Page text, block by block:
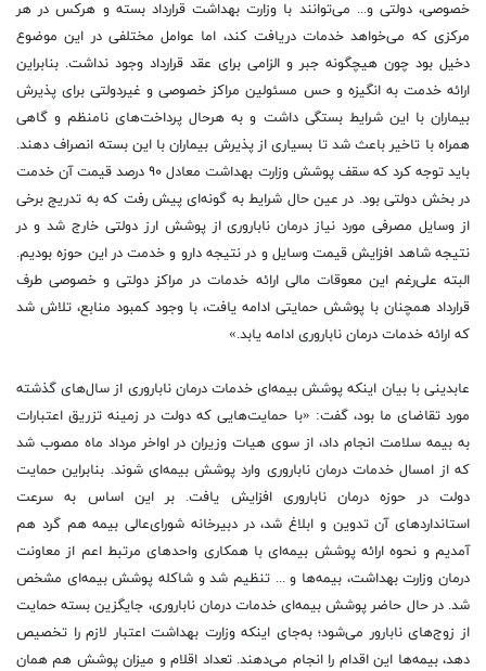
خصوصی، دولتی و... می‌توانند با وزارت بهداشت قرارداد بسته و هرکس در هر
مرکزی که می‌خواهد خدمات دریافت کند، اما عوامل مختلفی در این موضوع
دخیل بود چون هیچگونه جبر و الزامی برای عقد قرارداد وجود نداشت. بنابراین
ارائه خدمت به انگیزه و حس مسئولین مراکز خصوصی و غیردولتی برای پذیرش
بیماران با این شرایط بستگی داشت و به هرحال پرداخت‌های نامنظم و گاهی
همراه با تاخیر باعث شد تا بسیاری از پذیرش بیماران با این بسته انصراف دهند.
باید توجه کرد که سقف پوشش وزارت بهداشت معادل ۹۰ درصد قیمت آن خدمت
در ‌بخش دولتی بود. در عین حال شرایط به گونه‌ای پیش رفت که به تدریج برخی
از وسایل مصرفی مورد نیاز درمان ناباروری از پوشش ارز دولتی خارج شد و در
نتیجه شاهد افزایش قیمت‌ وسایل و در نتیجه دارو و خدمت در این حوزه بودیم.
البته علی‌رغم این معوقات مالی ارائه خدمات در مراکز دولتی و خصوصی طرف
قرارداد همچنان با پوشش حمایتی ادامه یافت، با وجود کمبود منابع، تلاش شد
که ارائه خدمات درمان ناباروری ادامه یابد.»
عابدینی با بیان اینکه پوشش بیمه‌ای خدمات درمان ناباروری از سال‌های گذشته
مورد تقاضای ما بود، گفت: «با حمایت‌هایی که دولت در زمینه تزریق اعتبارات
به بیمه سلامت انجام داد، از سوی هیات وزیران در اواخر مرداد ماه مصوب شد
که از امسال خدمات درمان ناباروری وارد پوشش بیمه‌ای شوند. بنابراین حمایت
دولت در حوزه درمان ناباروری افزایش یافت. بر این اساس به سرعت
استانداردهای آن تدوین و ابلاغ شد، در دبیرخانه شورای‌عالی بیمه هم گرد هم
آمدیم و نحوه ارائه پوشش بیمه‌ای با همکاری واحدهای مرتبط اعم از معاونت
درمان وزارت بهداشت، بیمه‌ها و ... تنظیم شد و شاکله پوشش بیمه‌ای مشخص
شد. در حال حاضر پوشش بیمه‌ای خدمات درمان ناباروری، جایگزین بسته حمایت
از زوج‌های نابارور می‌شود؛ به‌جای اینکه وزارت بهداشت اعتبار لازم را تخصیص
دهد، بیمه‌ها این اقدام را انجام می‌دهند. تعداد اقلام و میزان پوشش هم همان